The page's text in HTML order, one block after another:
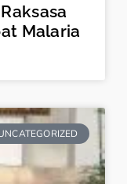
Malaria